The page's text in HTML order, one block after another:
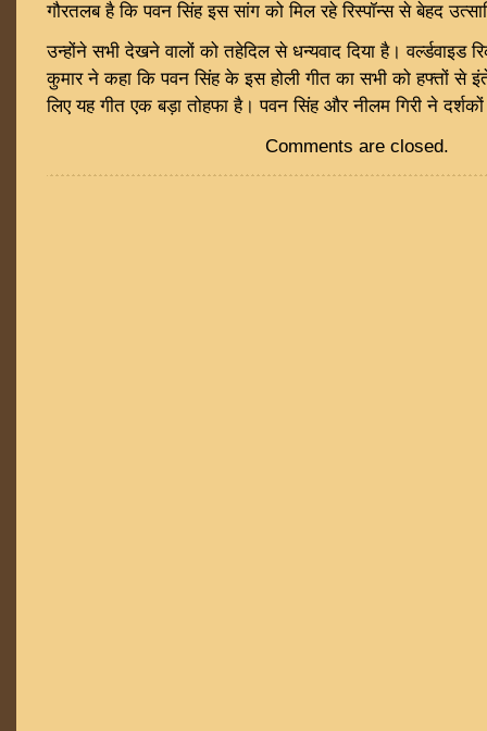
गौरतलब है कि पवन सिंह इस सांग को मिल रहे रिस्पॉन्स से बेहद
उन्होंने सभी देखने वालों को तहेदिल से धन्यवाद दिया है। वर्ल्डवाइड
कुमार ने कहा कि पवन सिंह के इस होली गीत का सभी को हफ्तों से
लिए यह गीत एक बड़ा तोहफा है। पवन सिंह और नीलम गिरी ने
Comments are closed.